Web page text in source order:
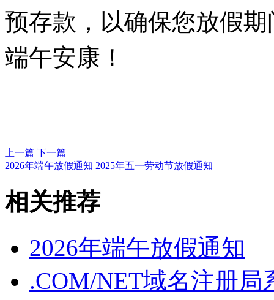
预存款，以确保您放假
端午安康！
上一篇 下一篇
2026年端午放假通知 2025年五一劳动节放假通知
相关推荐
2026年端午放假通知
.COM/NET域名注册局